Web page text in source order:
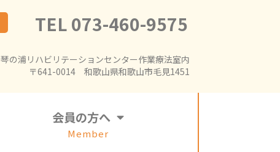
TEL 073-460-9575
琴の浦リハビリテーションセンター作業療法室内
〒641-0014 和歌山県和歌山市毛見1451
会員の方へ
Member